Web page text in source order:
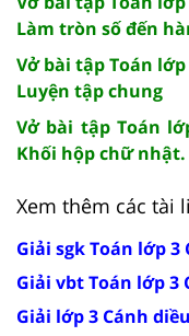
Làm tròn số đến
Vở bài tập Toán lớp
Luyện tập chung
Vở bài tập Toán
Khối hộp chữ
Xem thêm các tài
Giải sgk Toán lớp 3
Giải vbt Toán lớp 3
Giải lớp 3 Cánh